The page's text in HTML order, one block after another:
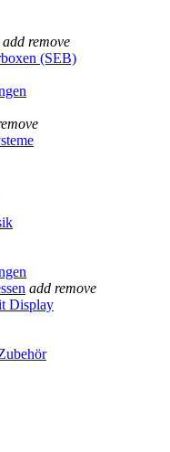
add remove
(SEB)
add remove
Display